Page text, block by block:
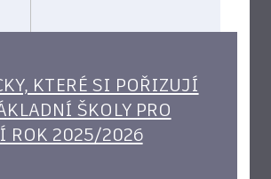
KTERÉ SI POŘIZUJÍ
ŠKOLY PRO
ROK 2025/2026